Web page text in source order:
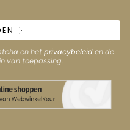
en het privacybeleid en de
van toepassing.